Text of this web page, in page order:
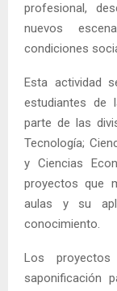
profesional,
nuevos
condiciones
Esta actividad
estudiantes de
parte de las
Tecnología;
y Ciencias
proyectos que
aulas y su
conocimiento.
Los
saponificación